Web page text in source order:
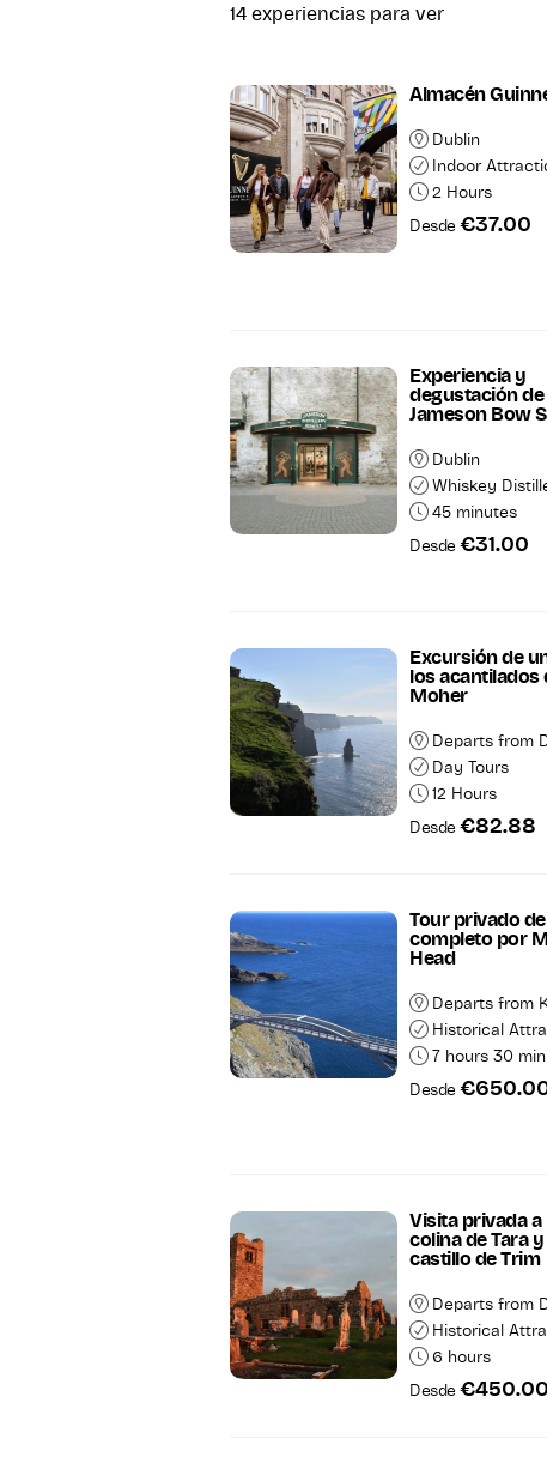
14 experiencias para ver
Almacén
Dublin
Indoor
2 Hours
Desde€37.00
Experiencia y
degustación de
Jameson Bow
Dublin
Whiskey
45 minutes
Desde€31.00
Excursión de
los acantilados
Moher
Departs from
Day Tours
12 Hours
Desde€82.88
Tour privado
completo por
Head
Departs from
Historical
7 hours 30
Desde
Visita privada a
colina de Tara y
castillo de Trim
Departs from
Historical
6 hours
Desde€450.00